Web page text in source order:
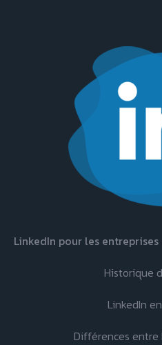
LinkedIn pour les
Historique
LinkedIn
Différences entre